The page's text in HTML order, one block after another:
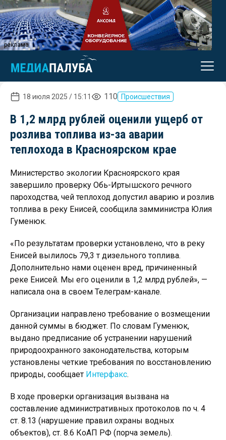
реклама
18 июля 2025 / 15:11 110 Происшествия
В 1,2 млрд рублей оценили ущерб от
розлива топлива из-за аварии
теплохода в Красноярском крае
Министерство экологии Красноярского края
завершило проверку Обь-Иртышского речного
пароходства, чей теплоход допустил аварию и розлив
топлива в реку Енисей, сообщила замминистра Юлия
Гуменюк.
«По результатам проверки установлено, что в реку
Енисей вылилось 79,3 т дизельного топлива.
Дополнительно нами оценен вред, причиненный
реке Енисей. Мы его оценили в 1,2 млрд рублей», —
написала она в своем Телеграм-канале.
Организации направлено требование о возмещении
данной суммы в бюджет. По словам Гуменюк,
выдано предписание об устранении нарушений
природоохранного законодательства, которым
установлены четкие требования по восстановлению
природы, сообщает Интерфакс.
В ходе проверки организация вызвана на
составление административных протоколов по ч. 4
ст. 8.13 (нарушение правил охраны водных
объектов), ст. 8.6 КоАП РФ (порча земель).